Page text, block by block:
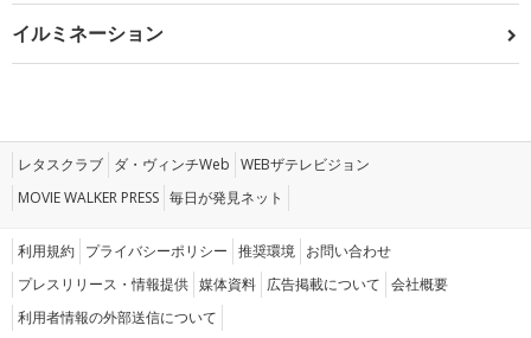
イルミネーション
レタスクラブ ダ・ヴィンチWeb WEBザテレビジョン
MOVIE WALKER PRESS 毎日が発見ネット
利用規約 プライバシーポリシー 推奨環境 お問い合わせ
プレスリリース・情報提供 媒体資料 広告掲載について 会社概要
利用者情報の外部送信について